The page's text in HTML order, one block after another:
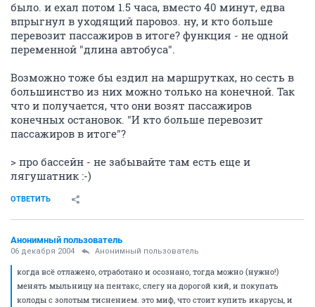
было. и ехал потом 1.5 часа, вместо 40 минут, едва
впрыгнул в уходящий паровоз. ну, и кто больше
перевозит пассажиров в итоге? функция - не одной
переменной "длина автобуса".
Возможно тоже бы ездил на маршрутках, но сесть в
большинство из них можно только на конечной. Так
что и получается, что они возят пассажиров
конечных остановок. "И кто больше перевозит
пассажиров в итоге"?
> про бассейн - не забывайте там есть еще и
лягушатник :-)
ОТВЕТИТЬ
Анонимный пользователь
06 декабря 2004 Анонимный пользователь
когда всё отлажено, отработано и осознано, тогда можно (нужно!)
менять мыльницу на пентакс, слегу на дорогой кий, и покупать
колоды с золотым тиснением. это миф, что стоит купить икарусы, и